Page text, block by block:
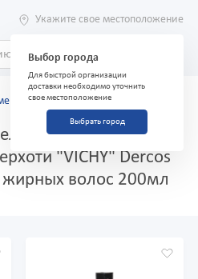
Укажите свое местоположение
Выбор города
Для быстрой организации
доставки необходимо уточнить
свое местоположение
Выбрать город
препарата
"VICHY" Dercos
волос 200мл